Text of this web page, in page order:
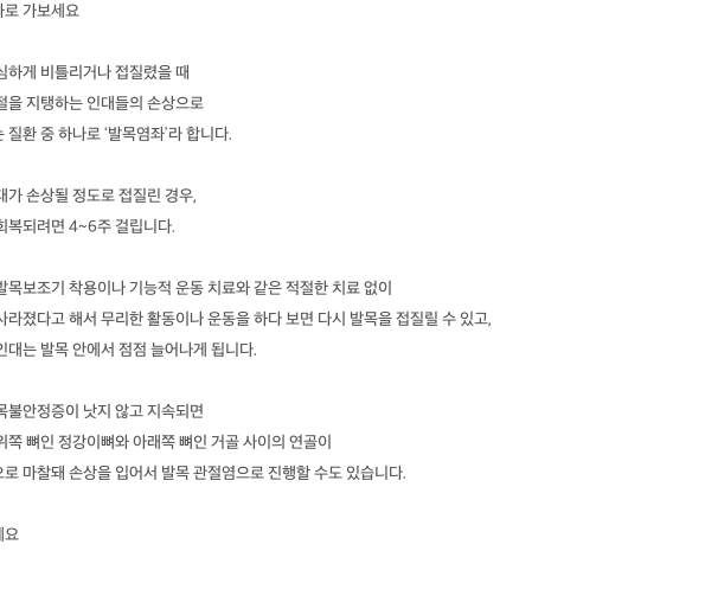
로 가보세요
하게 비틀리거나 접질렸을 때
을 지탱하는 인대들의 손상으로
질환 중 하나로 ‘발목염좌’라 합니다.
가 손상될 정도로 접질린 경우,
복되려면 4~6주 걸립니다.
목보조기 착용이나 기능적 운동 치료와 같은 적절한 치료 없이
라졌다고 해서 무리한 활동이나 운동을 하다 보면 다시 발목을 접질릴 수 있고,
대는 발목 안에서 점점 늘어나게 됩니다.
불안정증이 낫지 않고 지속되면
쪽 뼈인 정강이뼈와 아래쪽 뼈인 거골 사이의 연골이
로 마찰돼 손상을 입어서 발목 관절염으로 진행할 수도 있습니다.
요